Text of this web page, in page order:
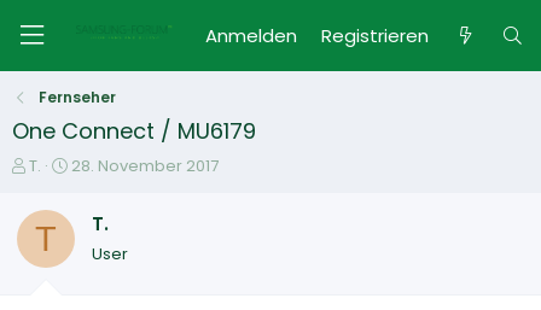
Anmelden Registrieren
Fernseher
One Connect / MU6179
E
s
e
T.
E
t
e
28. November 2017
T T.
User